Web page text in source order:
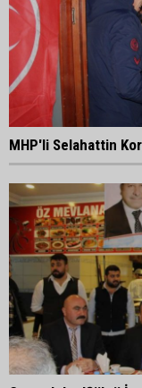
MHP'li Selahattin